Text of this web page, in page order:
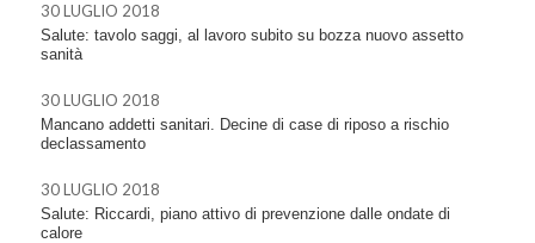
30 LUGLIO 2018
Salute: tavolo saggi, al lavoro subito su bozza nuovo assetto
sanità
30 LUGLIO 2018
Mancano addetti sanitari. Decine di case di riposo a rischio
declassamento
30 LUGLIO 2018
Salute: Riccardi, piano attivo di prevenzione dalle ondate di
calore